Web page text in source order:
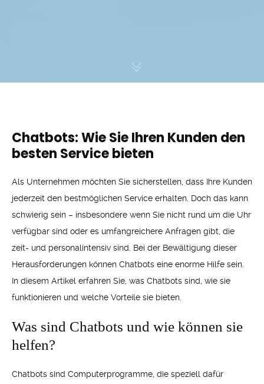
Chatbots: Wie Sie Ihren Kunden den
besten Service bieten
Als Unternehmen möchten Sie sicherstellen, dass Ihre Kunden
jederzeit den bestmöglichen Service erhalten. Doch das kann
schwierig sein – insbesondere wenn Sie nicht rund um die Uhr
verfügbar sind oder es umfangreichere Anfragen gibt, die
zeit- und personalintensiv sind. Bei der Bewältigung dieser
Herausforderungen können Chatbots eine enorme Hilfe sein.
In diesem Artikel erfahren Sie, was Chatbots sind, wie sie
funktionieren und welche Vorteile sie bieten.
Was sind Chatbots und wie können sie
helfen?
Chatbots sind Computerprogramme, die speziell dafür